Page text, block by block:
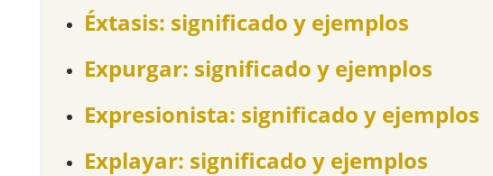
Éxtasis: significado y ejemplos
Expurgar: significado y ejemplos
Expresionista: significado y ejemplos
Explayar: significado y ejemplos